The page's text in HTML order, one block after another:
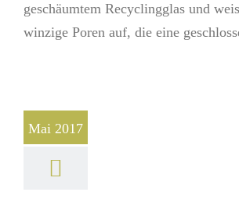
geschäumtem Recyclingglas und
winzige Poren auf, die eine
Mai 2017